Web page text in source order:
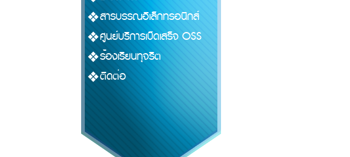
สารบรรณอิเล็กทรอนิกส์
ศูนย์บริการเบ็ดเสร็จ OSS
ร้องเรียนทุจริต
ติดต่อ